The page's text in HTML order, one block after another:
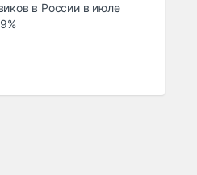
в России в июле